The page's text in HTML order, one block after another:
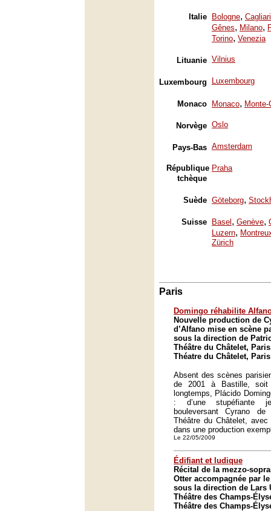
Italie Bologne, Cagliari
Gênes, Milano,
Torino, Venezia
Lituanie Vilnius
Luxembourg Luxembourg
Monaco Monaco, Monte-
Norvège Oslo
Pays-Bas Amsterdam
République
tchèque
Praha
Suède Göteborg,
Suisse Basel , Genève,
Luzern,
Zürich
Paris
Domingo réhabilite
Nouvelle production de
d’Alfano mise en scène
sous la direction de
Théâtre du Châtelet,
Théatre du Châtelet, Paris
Absent des scènes
de 2001 à Bastille, soit
longtemps, Plácido
: d’une stupéfiante
bouleversant Cyrano
Théâtre du Châtelet,
dans une production
Le 22/05/2009
Édifiant et ludique
Récital de la mezzo-
Otter accompagnée par
sous la direction de Lars
Théâtre des Champs-
Théâtre des Champs-